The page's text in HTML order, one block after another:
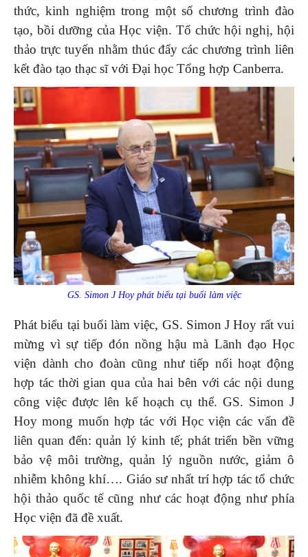
thức, kinh nghiệm trong một số chương trình đào
tạo, bồi dưỡng của Học viện. Tổ chức hội nghị, hội
thảo trực tuyến nhằm thúc đẩy các chương trình liên
kết đào tạo thạc sĩ với Đại học Tổng hợp Canberra.
GS. Simon J Hoy phát biểu tại buổi làm việc
Phát biểu tại buổi làm việc, GS. Simon J Hoy rất vui
mừng vì sự tiếp đón nồng hậu mà Lãnh đạo Học
viện dành cho đoàn cũng như tiếp nối hoạt động
hợp tác thời gian qua của hai bên với các nội dung
công việc được lên kế hoạch cụ thể. GS. Simon J
Hoy mong muốn hợp tác với Học viện các vấn đề
liên quan đến: quản lý kinh tế; phát triển bền vững
bảo vệ môi trường, quản lý nguồn nước, giảm ô
nhiễm không khí…. Giáo sư nhất trí hợp tác tổ chức
hội thảo quốc tế cũng như các hoạt động như phía
Học viện đã đề xuất.